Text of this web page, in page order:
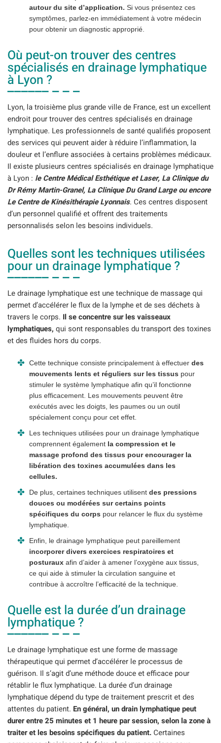
autour du site d’application. Si vous présentez ces
symptômes, parlez-en immédiatement à votre médecin
pour obtenir un diagnostic approprié.
Où peut-on trouver des centres
spécialisés en drainage lymphatique
à Lyon ?
Lyon, la troisième plus grande ville de France, est un excellent
endroit pour trouver des centres spécialisés en drainage
lymphatique. Les professionnels de santé qualifiés proposent
des services qui peuvent aider à réduire l’inflammation, la
douleur et l’enflure associées à certains problèmes médicaux.
Il existe plusieurs centres spécialisés en drainage lymphatique
à Lyon : le Centre Médical Esthétique et Laser, La Clinique du
Dr Rémy Martin-Granel, La Clinique Du Grand Large ou encore
Le Centre de Kinésithérapie Lyonnais. Ces centres disposent
d’un personnel qualifié et offrent des traitements
personnalisés selon les besoins individuels.
Quelles sont les techniques utilisées
pour un drainage lymphatique ?
Le drainage lymphatique est une technique de massage qui
permet d’accélérer le flux de la lymphe et de ses déchets à
travers le corps. Il se concentre sur les vaisseaux
lymphatiques, qui sont responsables du transport des toxines
et des fluides hors du corps.
Cette technique consiste principalement à effectuer des
mouvements lents et réguliers sur les tissus pour
stimuler le système lymphatique afin qu’il fonctionne
plus efficacement. Les mouvements peuvent être
exécutés avec les doigts, les paumes ou un outil
spécialement conçu pour cet effet.
Les techniques utilisées pour un drainage lymphatique
comprennent également la compression et le
massage profond des tissus pour encourager la
libération des toxines accumulées dans les
cellules.
De plus, certaines techniques utilisent des pressions
douces ou modérées sur certains points
spécifiques du corps pour relancer le flux du système
lymphatique.
Enfin, le drainage lymphatique peut pareillement
incorporer divers exercices respiratoires et
posturaux afin d’aider à amener l’oxygène aux tissus,
ce qui aide à stimuler la circulation sanguine et
contribue à accroître l’efficacité de la technique.
Quelle est la durée d’un drainage
lymphatique ?
Le drainage lymphatique est une forme de massage
thérapeutique qui permet d’accélérer le processus de
guérison. Il s’agit d’une méthode douce et efficace pour
rétablir le flux lymphatique. La durée d’un drainage
lymphatique dépend du type de traitement prescrit et des
attentes du patient. En général, un drain lymphatique peut
durer entre 25 minutes et 1 heure par session, selon la zone à
traiter et les besoins spécifiques du patient.Certaines